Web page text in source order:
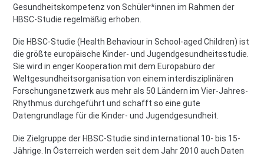
Gesundheitskompetenz von Schüler*innen im Rahmen der
HBSC-Studie regelmäßig erhoben.
Die HBSC-Studie (Health Behaviour in School-aged Children) ist
die größte europäische Kinder- und Jugendgesundheitsstudie.
Sie wird in enger Kooperation mit dem Europabüro der
Weltgesundheitsorganisation von einem interdisziplinären
Forschungsnetzwerk aus mehr als 50 Ländern im Vier-Jahres-
Rhythmus durchgeführt und schafft so eine gute
Datengrundlage für die Kinder- und Jugendgesundheit.
Die Zielgruppe der HBSC-Studie sind international 10- bis 15-
Jährige. In Österreich werden seit dem Jahr 2010 auch Daten